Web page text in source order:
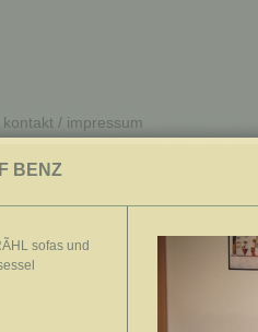
kontakt / impressum
BENZ
sofas und